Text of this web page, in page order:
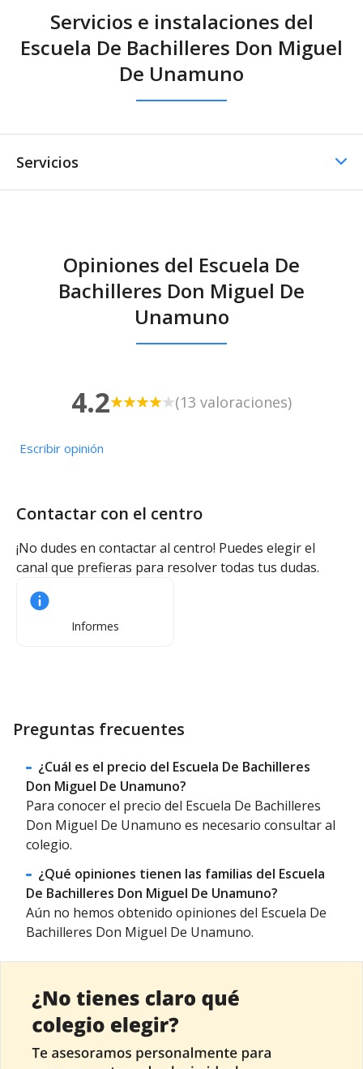
Servicios e instalaciones del
Escuela De Bachilleres Don Miguel
De Unamuno
Servicios
Comedor / Cafetería -
Cocina propia
Opiniones del Escuela De
Bachilleres Don Miguel De
Unamuno
4.2 (13 valoraciones)
Escribir opinión
Contactar con el centro
¡No dudes en contactar al centro! Puedes elegir el
canal que prefieras para resolver todas tus dudas.
Informes
Preguntas frecuentes
¿Cuál es el precio del Escuela De Bachilleres
Don Miguel De Unamuno?
Para conocer el precio del Escuela De Bachilleres
Don Miguel De Unamuno es necesario consultar al
colegio.
¿Qué opiniones tienen las familias del Escuela
De Bachilleres Don Miguel De Unamuno?
Aún no hemos obtenido opiniones del Escuela De
Bachilleres Don Miguel De Unamuno.